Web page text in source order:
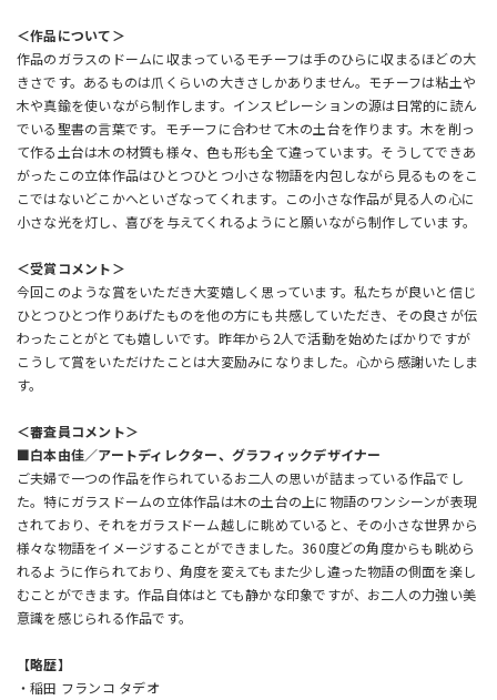
＜作品について＞
作品のガラスのドームに収まっているモチーフは手のひらに収まるほどの大
きさです。あるものは爪くらいの大きさしかありません。モチーフは粘土や
木や真鍮を使いながら制作します。インスピレーションの源は日常的に読ん
でいる聖書の言葉です。モチーフに合わせて木の土台を作ります。木を削っ
て作る土台は木の材質も様々、色も形も全て違っています。そうしてできあ
がったこの立体作品はひとつひとつ小さな物語を内包しながら見るものをこ
こではないどこかへといざなってくれます。この小さな作品が見る人の心に
小さな光を灯し、喜びを与えてくれるようにと願いながら制作しています。
＜受賞コメント＞
今回このような賞をいただき大変嬉しく思っています。私たちが良いと信じ
ひとつひとつ作りあげたものを他の方にも共感していただき、その良さが伝
わったことがとても嬉しいです。昨年から2人で活動を始めたばかりですが
こうして賞をいただけたことは大変励みになりました。心から感謝いたしま
す。
＜審査員コメント＞
■白本由佳／アートディレクター、グラフィックデザイナー
ご夫婦で一つの作品を作られているお二人の思いが詰まっている作品でし
た。特にガラスドームの立体作品は木の土台の上に物語のワンシーンが表現
されており、それをガラスドーム越しに眺めていると、その小さな世界から
様々な物語をイメージすることができました。360度どの角度からも眺めら
れるように作られており、角度を変えてもまた少し違った物語の側面を楽し
むことができます。作品自体はとても静かな印象ですが、お二人の力強い美
意識を感じられる作品です。
【略歴】
・稲田 フランコ タデオ